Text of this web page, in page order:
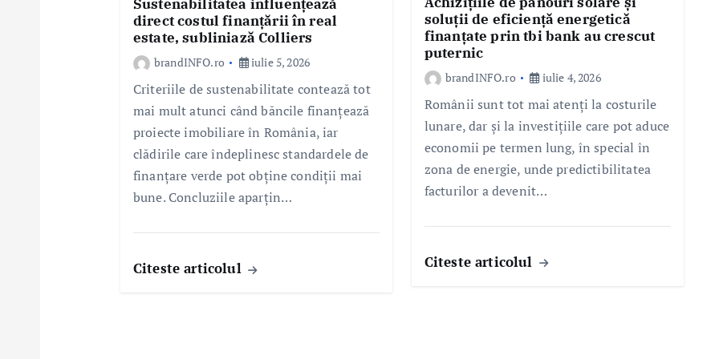
Sustenabilitatea influențează
direct costul finanțării în real
estate, subliniază Colliers
brandINFO.ro iulie 5, 2026
Criteriile de sustenabilitate contează tot
mai mult atunci când băncile finanțează
proiecte imobiliare în România, iar
clădirile care îndeplinesc standardele de
finanțare verde pot obține condiții mai
bune. Concluziile aparțin…
Citeste articolul
soluții de eficiență energetică
finanțate prin tbi bank au crescut
puternic
brandINFO.ro iulie 4, 2026
Românii sunt tot mai atenți la costurile
lunare, dar și la investițiile care pot aduce
economii pe termen lung, în special în
zona de energie, unde predictibilitatea
facturilor a devenit…
Citeste articolul